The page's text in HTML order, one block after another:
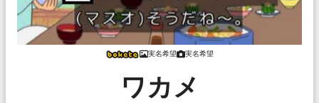
実名希望 実名希望
ワカメ